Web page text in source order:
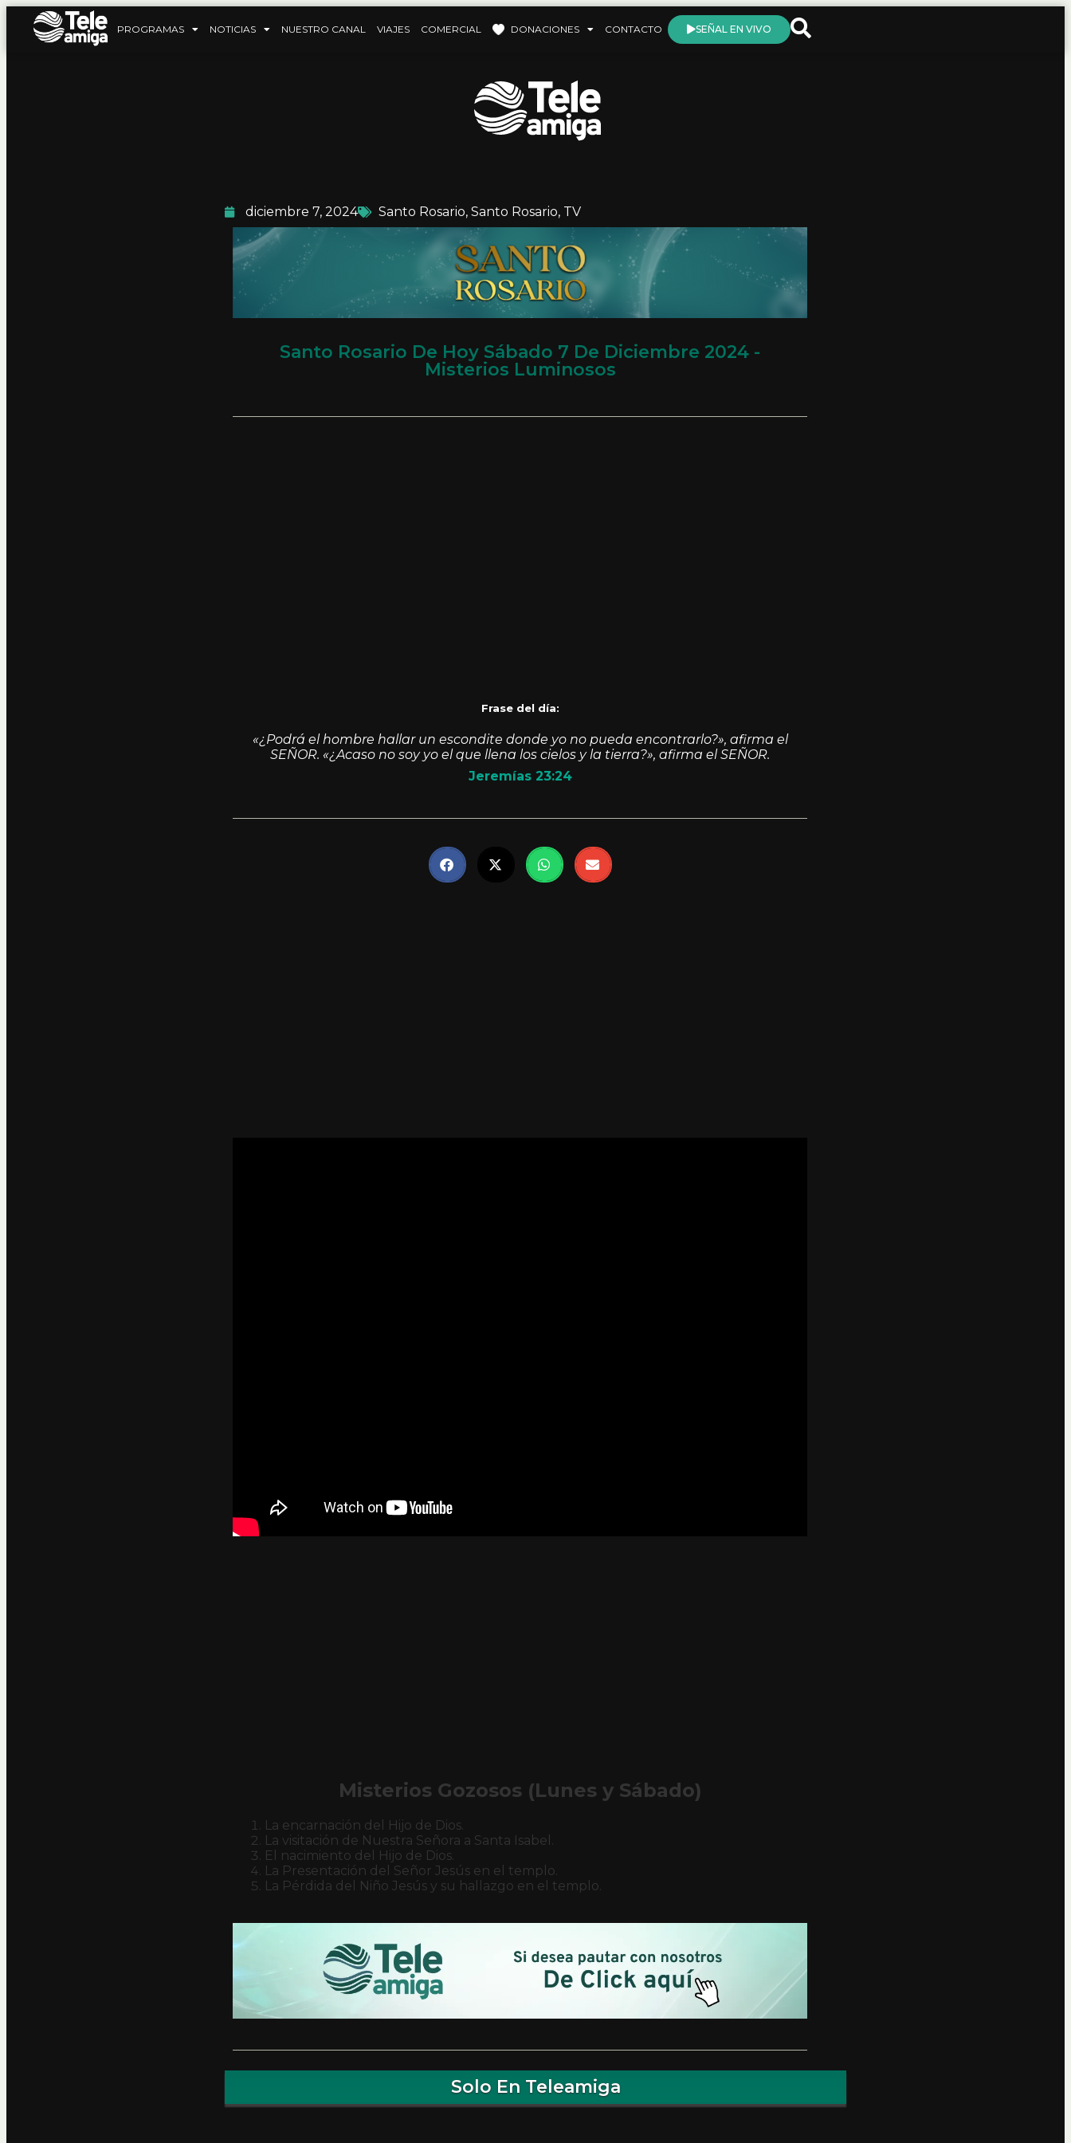
PROGRAMAS NOTICIAS NUESTRO CANAL VIAJES COMERCIAL DONACIONES CONTACTO SEÑAL EN VIVO
diciembre 7, 2024 Santo Rosario, Santo Rosario, TV
Santo Rosario De Hoy Sábado 7 De Diciembre 2024 -
Misterios Luminosos
Frase del día:
«¿Podrá el hombre hallar un escondite donde yo no pueda encontrarlo?», afirma el
SEÑOR. «¿Acaso no soy yo el que llena los cielos y la tierra?», afirma el SEÑOR.
Jeremías 23:24
Misterios Gozosos (Lunes y Sábado)
La encarnación del Hijo de Dios.
La visitación de Nuestra Señora a Santa Isabel.
El nacimiento del Hijo de Dios.
La Presentación del Señor Jesús en el templo.
La Pérdida del Niño Jesús y su hallazgo en el templo.
Solo En Teleamiga